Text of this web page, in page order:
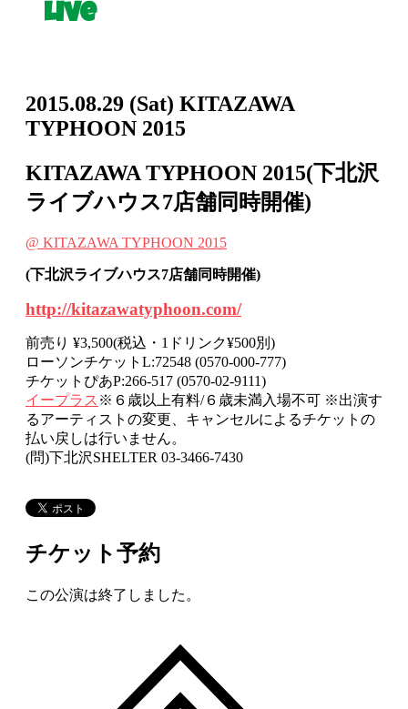
Live
2015.08.29 (Sat) KITAZAWA
TYPHOON 2015
KITAZAWA TYPHOON 2015(下北沢
ライブハウス7店舗同時開催)
@ KITAZAWA TYPHOON 2015
(下北沢ライブハウス7店舗同時開催)
http://kitazawatyphoon.com/
前売り ¥3,500(税込・1ドリンク¥500別)
ローソンチケットL:72548 (0570-000-777)
チケットぴあP:266-517 (0570-02-9111)
イープラス ※６歳以上有料/６歳未満入場不可 ※出演す
るアーティストの変更、キャンセルによるチケットの
払い戻しは行いません。
(問)下北沢SHELTER 03-3466-7430
チケット予約
この公演は終了しました。